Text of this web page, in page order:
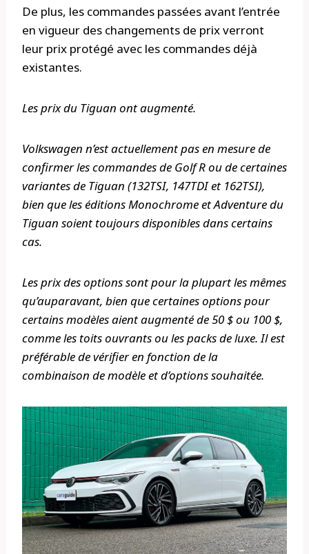
De plus, les commandes passées avant l’entrée
en vigueur des changements de prix verront
leur prix protégé avec les commandes déjà
existantes.
Les prix du Tiguan ont augmenté.
Volkswagen n’est actuellement pas en mesure de
confirmer les commandes de Golf R ou de certaines
variantes de Tiguan (132TSI, 147TDI et 162TSI),
bien que les éditions Monochrome et Adventure du
Tiguan soient toujours disponibles dans certains
cas.
Les prix des options sont pour la plupart les mêmes
qu’auparavant, bien que certaines options pour
certains modèles aient augmenté de 50 $ ou 100 $,
comme les toits ouvrants ou les packs de luxe. Il est
préférable de vérifier en fonction de la
combinaison de modèle et d’options souhaitée.